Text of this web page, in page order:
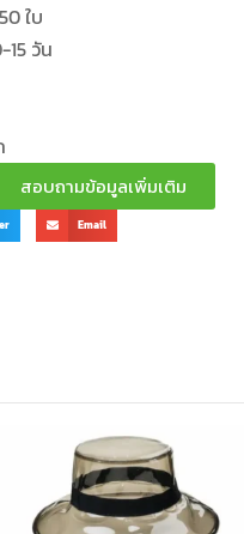
ใบ
15 วัน
สอบถามข้อมูลเพิ่มเติม
Email